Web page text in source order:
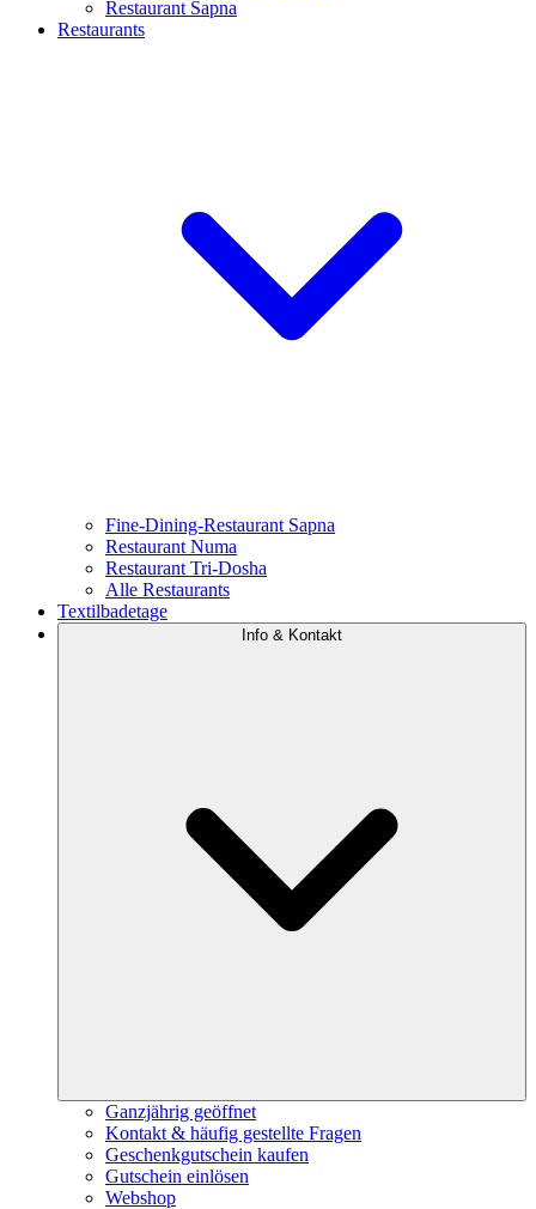
Restaurant Sapna
Restaurants
Fine-Dining-Restaurant Sapna
Restaurant Numa
Restaurant Tri-Dosha
Alle Restaurants
Textilbadetage
Info & Kontakt
Ganzjährig geöffnet
Kontakt & häufig gestellte Fragen
Geschenkgutschein kaufen
Gutschein einlösen
Webshop